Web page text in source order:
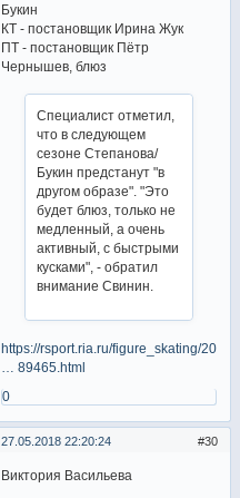
Букин
КТ - постановщик Ирина Жук
ПТ - постановщик Пётр
Чернышев, блюз
Специалист отметил,
что в следующем
сезоне Степанова/
Букин предстанут "в
другом образе". "Это
будет блюз, только не
медленный, а очень
активный, с быстрыми
кусками", - обратил
внимание Свинин.
https://rsport.ria.ru/figure_skating/20
… 89465.html
0
30
27.05.2018 22:20:24
Виктория Васильева